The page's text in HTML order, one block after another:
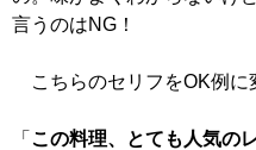
言うのはNG！
こちらのセリフをOK例に
「 この料理、とても人気の